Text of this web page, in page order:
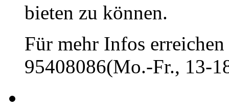
bieten zu können.
Für mehr Infos
95408086(Mo.-Fr., 13-